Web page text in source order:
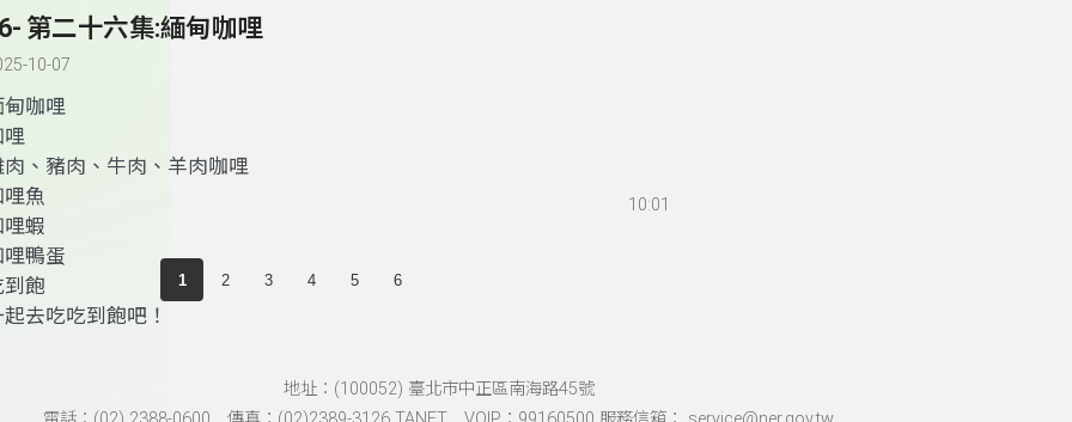
第二十六集:緬甸咖哩
10-07
甸咖哩
哩
肉、豬肉、牛肉、羊肉咖哩
魚
哩蝦
哩鴨蛋
到飽
去吃吃到飽吧！
10:01
1 2 3 4 5 6
地址：(100052) 臺北市中正區南海路45號